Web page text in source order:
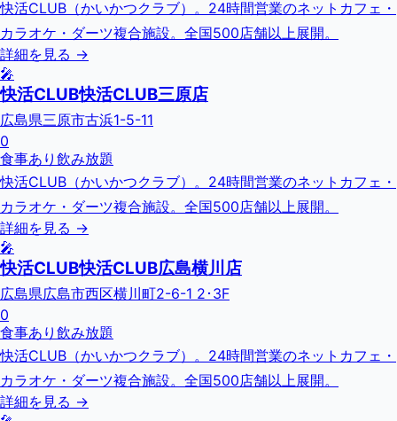
快活CLUB（かいかつクラブ）。24時間営業のネットカフェ・
カラオケ・ダーツ複合施設。全国500店舗以上展開。
詳細を見る →
🎤
快活CLUB快活CLUB三原店
広島県三原市古浜1-5-11
0
食事あり 飲み放題
快活CLUB（かいかつクラブ）。24時間営業のネットカフェ・
カラオケ・ダーツ複合施設。全国500店舗以上展開。
詳細を見る →
🎤
快活CLUB快活CLUB広島横川店
広島県広島市西区横川町2-6-1 2･3F
0
食事あり 飲み放題
快活CLUB（かいかつクラブ）。24時間営業のネットカフェ・
カラオケ・ダーツ複合施設。全国500店舗以上展開。
詳細を見る →